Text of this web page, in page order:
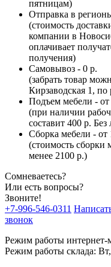
пятницам)
Отправка в
(стоимость
компании в
оплачивает
получения)
Самовывоз - 0 р.
(забрать товар
Кирзаводская 1, по
Подъем мебели - от
(при наличии
составит 400 р.
Сборка мебели - от
(стоимость сборки
менее 2100 р.)
Сомневаетесь?
Или есть вопросы?
Звоните!
+7-996-546-0311
звонок
Режим работы интернет-
Режим работы склада: